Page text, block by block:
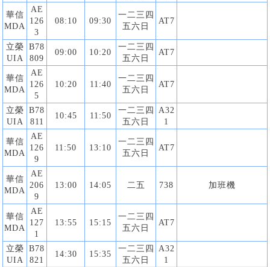
華信
MDA
AE
126
3
08:10 09:30
一二三四
五六日
AT7
立榮
UIA
B78
809
09:00 10:20
一二三四
五六日
AT7
華信
MDA
AE
126
5
10:20 11:40
一二三四
五六日
AT7
立榮
UIA
B78
811
10:45 11:50
一二三四
五六日
A32
1
華信
MDA
AE
126
9
11:50 13:10
一二三四
五六日
AT7
華信
MDA
AE
206
9
13:00 14:05 二五 738 加班機
華信
MDA
AE
127
1
13:55 15:15
一二三四
五六日
AT7
立榮
UIA
B78
821
14:30 15:35
一二三四
五六日
A32
1